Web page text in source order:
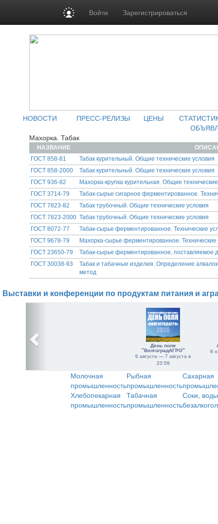
Войти Зарегистрироваться
НОВОСТИ ПРЕСС-РЕЛИЗЫ ЦЕНЫ
Махорка. Табак
НАЗВАНИЕ
ГОСТ 858-81
Табак курительный. Общие технические условия
ГОСТ 858-2000
Табак курительный. Общие технические условия
ГОСТ 936-82
Махорка-крупка курительная. Общие
ГОСТ 3714-79
Табак-сырье сигарное ферментированное.
ГОСТ 7823-82
Табак трубочный. Общие технические условия
ГОСТ 7823-2000 Табак трубочный. Общие технические условия
ГОСТ 8072-77
Табак-сырье ферментированное. Технические
ГОСТ 9678-79
Махорка-сырье ферментированное. Технические
ГОСТ 23650-79
Табак-сырье ферментированное, поставляемое
ГОСТ 30038-93
Табак и табачные изделия. Определение
метод
Выставки и конференции по продуктам питания и
День поля
"ВолгоградАГРО"
6 августа — 7 августа в
23:59
6
Молочная
промышленность
Рыбная
промышленность
Сахарная
Хлебопекарная
промышленность
Табачная
промышленность
Соки,